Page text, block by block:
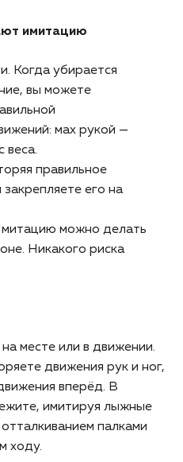
имитацию
Когда убирается
вы можете
мах рукой —
веса.
правильное
его на
можно делать
Никакого риска
месте или в движении.
движения рук и ног,
вперёд. В
имитируя лыжные
палками
ходу.